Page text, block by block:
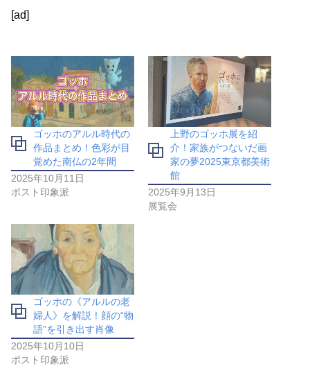
[ad]
ゴッホのアルル時代の
作品まとめ！色彩が目
覚めた南仏の2年間
2025年10月11日
ポスト印象派
上野のゴッホ展を紹
介！家族がつないだ画
家の夢2025東京都美術
館
2025年9月13日
展覧会
ゴッホの《アルルの老
婦人》を解説！顔の“物
語”を引き出す肖像
2025年10月10日
ポスト印象派